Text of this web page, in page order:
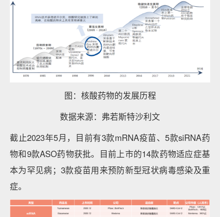
图：核酸药物的发展历程
数据来源：弗若斯特沙利文
截止2023年5月，目前有3款mRNA疫苗、5款siRNA药
物和9款ASO药物获批。目前上市的14款药物适应症基
本为罕见病；3款疫苗用来预防新型冠状病毒感染及重
症。